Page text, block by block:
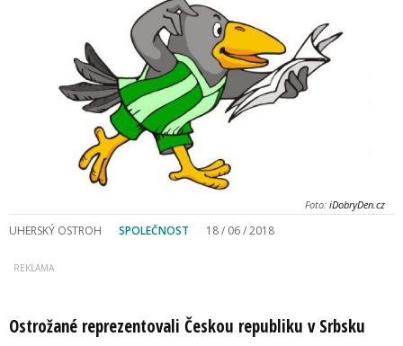
Foto: iDobryDen.cz
UHERSKÝ OSTROH SPOLEČNOST 18 / 06 / 2018
Ostrožané reprezentovali Českou republiku v Srbsku